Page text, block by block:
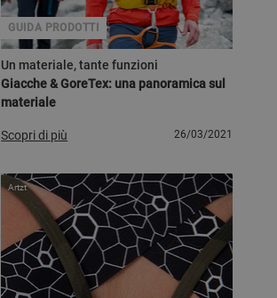
Un materiale, tante funzioni
Giacche & GoreTex: una panoramica sul
materiale
GUIDA PRODOTTI
Scopri di più 26/03/2021
Artzt